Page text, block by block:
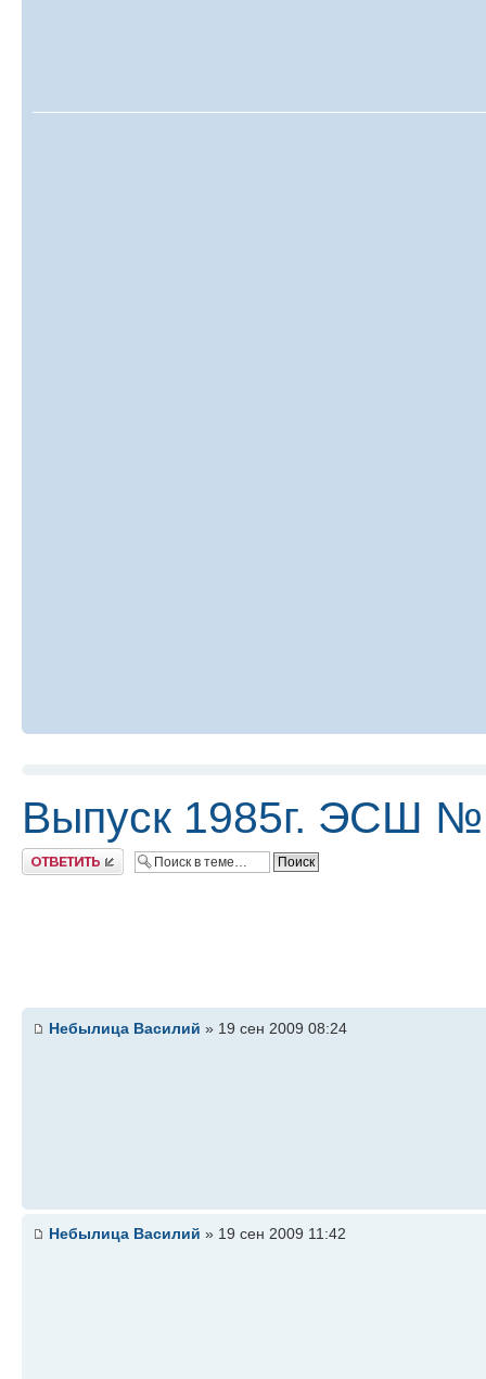
Выпуск 1985г. ЭСШ
Ответить
Небылица Василий » 19 сен 2009 08:24
Небылица Василий » 19 сен 2009 11:42